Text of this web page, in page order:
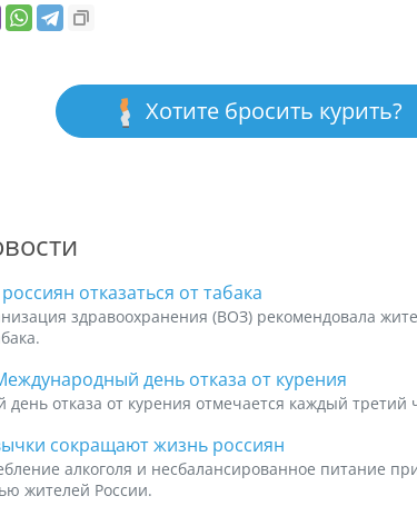
Хотите бросить курить?
отказаться от табака
здравоохранения (ВОЗ) рекомендовала
день отказа от курения
отказа от курения отмечается каждый третий
сокращают жизнь россиян
алкоголя и несбалансированное питание
жителей России.